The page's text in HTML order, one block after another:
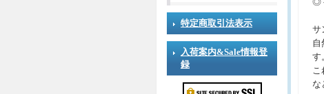
特定商取引法表示
入荷案内&Sale情報登
録
サ
自
す
こ
な